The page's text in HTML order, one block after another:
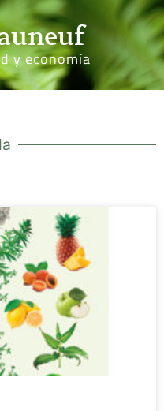
y economía